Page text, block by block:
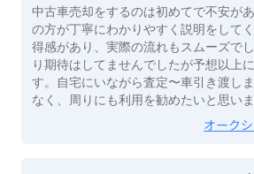
中古車売却をするのは初めてで不安が
の方が丁寧にわかりやすく説明をして
得感があり、実際の流れもスムーズで
り期待はしてませんでしたが予想以上
す。自宅にいながら査定〜車引き渡し
なく、周りにも利用を勧めたいと思いま
オーク